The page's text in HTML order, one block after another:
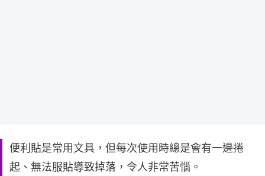
便利貼是常用文具，但每次使用時總是會有一邊捲
起、無法服貼導致掉落，令人非常苦惱。